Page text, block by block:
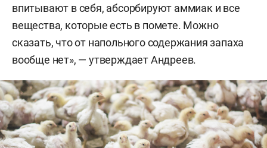
впитывают в себя, абсорбируют аммиак и все
вещества, которые есть в помете. Можно
сказать, что от напольного содержания запаха
вообще нет», — утверждает Андреев.